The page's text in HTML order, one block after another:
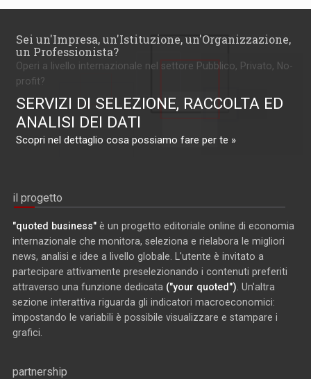
Sei un'Impresa, un'Istituzione, un'Organizzazione,
un Professionista?
Operi a livello internazionale nel settore Pubblico, Privato, No-
profit?
SERVIZI DI SELEZIONE, RACCOLTA ED
ANALISI DEI DATI
Scopri nel dettaglio cosa possiamo fare per te »
il progetto
"quoted business" è un progetto editoriale online di economia
internazionale che monitora, seleziona e rielabora le migliori
news, analisi e idee a livello globale. L'utente è invitato a
partecipare attivamente preselezionando i contenuti preferiti
attraverso una funzione dedicata ("your quoted") . Un'altra
sezione interattiva riguarda gli indicatori macroeconomici:
impostando le variabili è possibile visualizzare e stampare i
grafici.
partnership